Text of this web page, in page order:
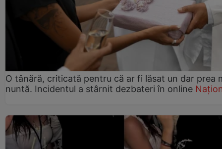
O tânără, criticată pentru că ar fi lăsat un dar prea
nuntă. Incidentul a stârnit dezbateri în online